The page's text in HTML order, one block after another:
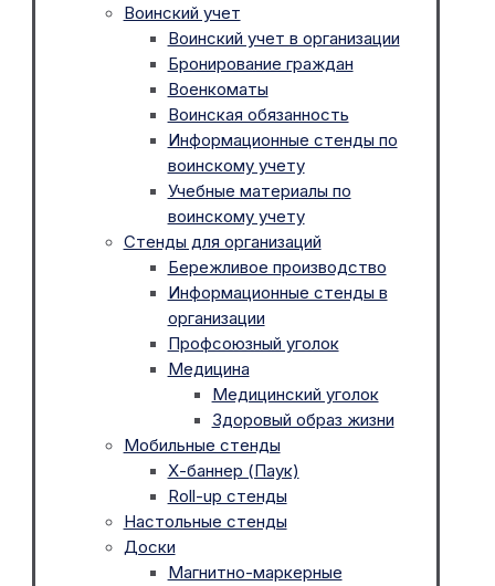
Воинский учет
Воинский учет в организации
Бронирование граждан
Военкоматы
Воинская обязанность
Информационные стенды по
воинскому учету
Учебные материалы по
воинскому учету
Стенды для организаций
Бережливое производство
Информационные стенды в
организации
Профсоюзный уголок
Медицина
Медицинский уголок
Здоровый образ жизни
Мобильные стенды
Х-баннер (Паук)
Roll-up стенды
Настольные стенды
Доски
Магнитно-маркерные